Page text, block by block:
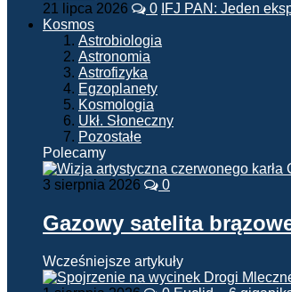
21 lipca 2026 0 IFJ PAN: Jeden
Kosmos
Astrobiologia
Astronomia
Astrofizyka
Egzoplanety
Kosmologia
Ukł. Słoneczny
Pozostałe
Polecamy
3 sierpnia 2026 0
Gazowy satelita
Wcześniejsze artykuły